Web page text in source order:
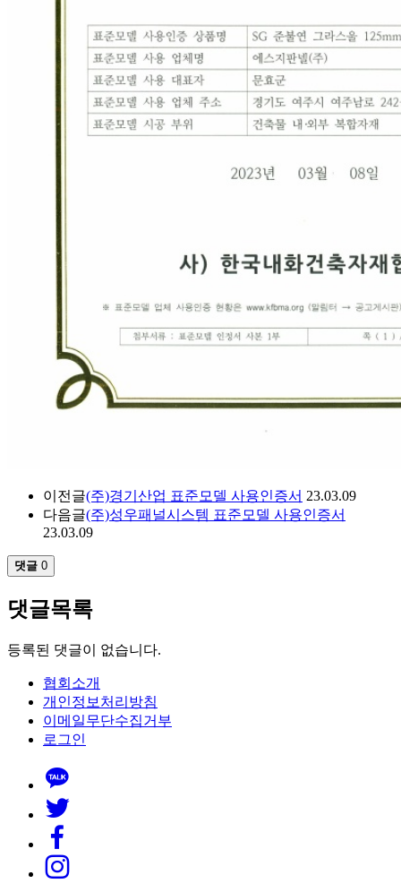
이전글(주)경기산업 표준모델 사용인증서 23.03.09
다음글(주)성우패널시스템 표준모델 사용인증서
23.03.09
댓글 0
댓글목록
등록된 댓글이 없습니다.
협회소개
개인정보처리방침
이메일무단수집거부
로그인